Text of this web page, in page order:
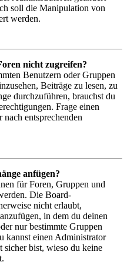
soll die Manipulation von
werden.
nicht zugreifen?
Benutzern oder Gruppen
Beiträge zu lesen, zu
durchzuführen, brauchst du
Frage einen
entsprechenden
anfügen?
für Foren, Gruppen und
Die Board-
nicht erlaubt,
in dem du deinen
nur bestimmte Gruppen
kannst einen Administrator
bist, wieso du keine